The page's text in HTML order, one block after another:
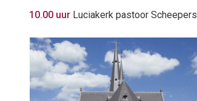
10.00 uur Luciakerk pastoor Scheepers